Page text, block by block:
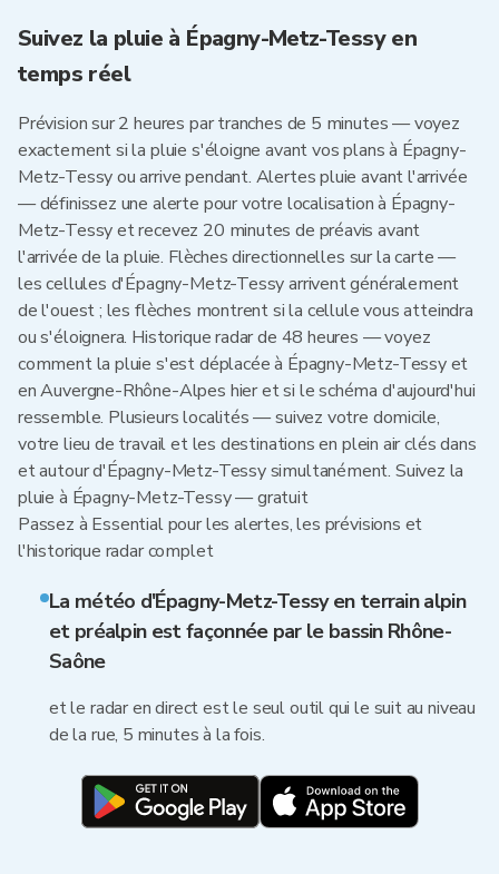
Suivez la pluie à Épagny-Metz-Tessy en
temps réel
Prévision sur 2 heures par tranches de 5 minutes — voyez
exactement si la pluie s'éloigne avant vos plans à Épagny-
Metz-Tessy ou arrive pendant. Alertes pluie avant l'arrivée
— définissez une alerte pour votre localisation à Épagny-
Metz-Tessy et recevez 20 minutes de préavis avant
l'arrivée de la pluie. Flèches directionnelles sur la carte —
les cellules d'Épagny-Metz-Tessy arrivent généralement
de l'ouest ; les flèches montrent si la cellule vous atteindra
ou s'éloignera. Historique radar de 48 heures — voyez
comment la pluie s'est déplacée à Épagny-Metz-Tessy et
en Auvergne-Rhône-Alpes hier et si le schéma d'aujourd'hui
ressemble. Plusieurs localités — suivez votre domicile,
votre lieu de travail et les destinations en plein air clés dans
et autour d'Épagny-Metz-Tessy simultanément. Suivez la
pluie à Épagny-Metz-Tessy — gratuit
Passez à Essential pour les alertes, les prévisions et
l'historique radar complet
La météo d'Épagny-Metz-Tessy en terrain alpin
et préalpin est façonnée par le bassin Rhône-
Saône
et le radar en direct est le seul outil qui le suit au niveau
de la rue, 5 minutes à la fois.